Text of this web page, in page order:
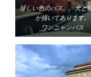
珍しい色のバス。 犬と
が描いてあります。
ワンニャンバス